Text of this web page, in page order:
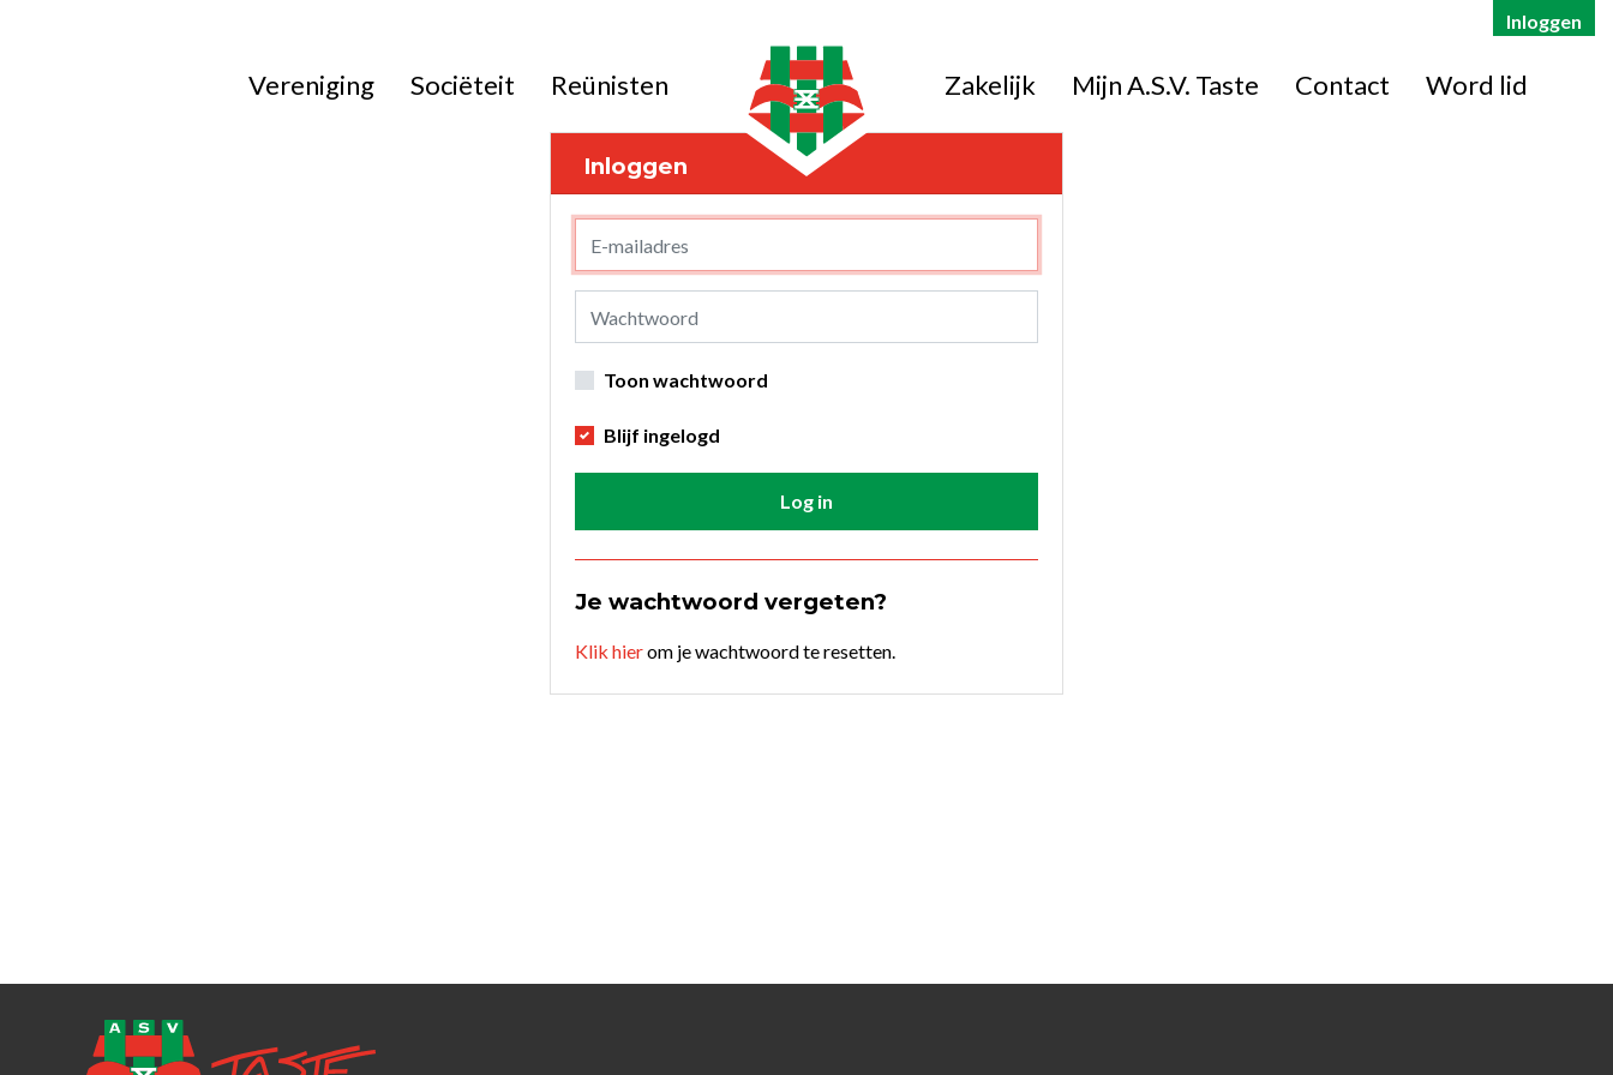
Inloggen
Vereniging Sociëteit Reünisten Zakelijk Mijn A.S.V. Taste Contact Word lid
Inloggen
Toon wachtwoord
Blijf ingelogd
Log in
Je wachtwoord vergeten?
Klik hierom je wachtwoord te resetten.